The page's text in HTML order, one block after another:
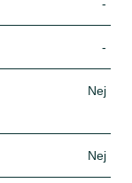
-
-
Nej
Nej